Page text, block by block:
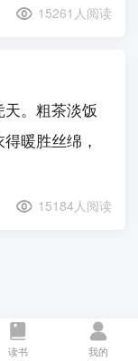
读书 我的
15261人阅读
。粗茶淡饭
暖胜丝绵，
15184人阅读